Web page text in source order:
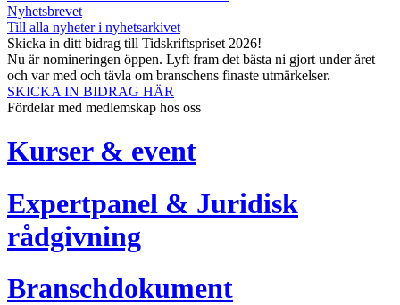
Nyhetsbrevet
Till alla nyheter i nyhetsarkivet
Skicka in ditt bidrag till Tidskriftspriset 2026!
Nu är nomineringen öppen. Lyft fram det bästa ni gjort under året
och var med och tävla om branschens finaste utmärkelser.
SKICKA IN BIDRAG HÄR
Fördelar med medlemskap hos oss
Kurser & event
Expertpanel & Juridisk
rådgivning
Branschdokument